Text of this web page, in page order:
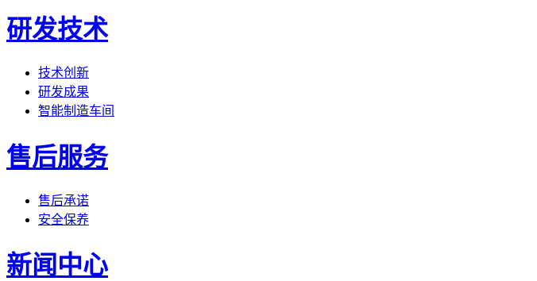
研发技术
技术创新
研发成果
智能制造车间
售后服务
售后承诺
安全保养
新闻中心